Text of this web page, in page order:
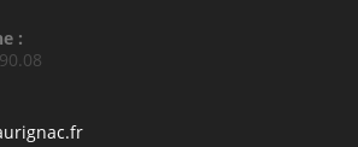
:
S’ouvre